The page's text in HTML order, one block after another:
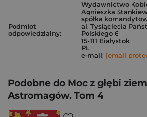
Podmiot
odpowiedzialny:
Wydawnictwo
Agnieszka
spółka
al. Tysiąclecia
Polskiego 6
15-111 Białystok
PL
e-mail: [email
Podobne do Moc z głębi
Astromagów. Tom 4